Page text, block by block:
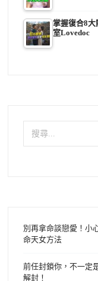
掌握復合8
室Lovedoc
搜
鍵
別再拿命談戀愛！小
命天女方法
前任封鎖你，不一定
解封！